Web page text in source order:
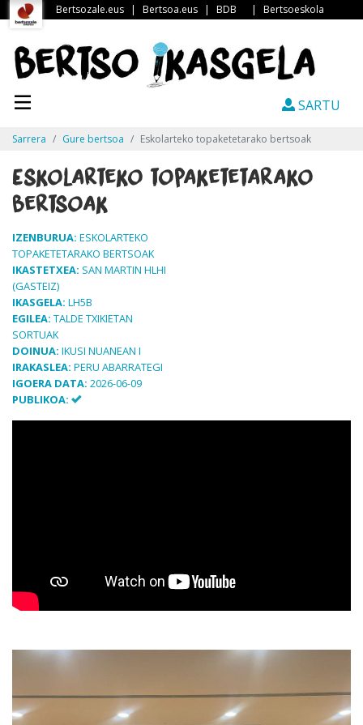
Bertsozale.eus | Bertsoa.eus | BDB | Bertsoeskola
SARTU
Sarrera Gure bertsoa Eskolarteko topaketetarako bertsoak
Eskolarteko topaketetarako
bertsoak
IZENBURUA: ESKOLARTEKO
TOPAKETETARAKO BERTSOAK
IKASTETXEA: SAN MARTIN HLHI
(GASTEIZ)
IKASGELA: LH5B
EGILEA: TALDE TXIKIETAN
SORTUAK
DOINUA: IKUSI NUANEAN I
IRAKASLEA: PERU ABARRATEGI
IGOERA DATA: 2026-06-09
PUBLIKOA: